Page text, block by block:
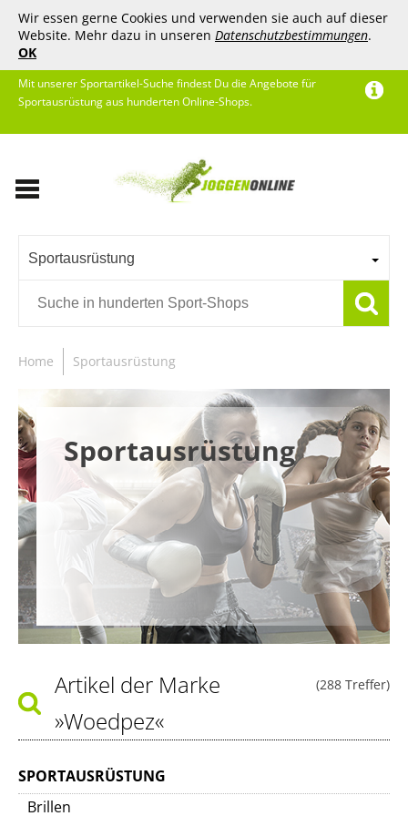
Wir essen gerne Cookies und verwenden sie auch auf dieser
Website. Mehr dazu in unseren Datenschutzbestimmungen.
OK
Mit unserer Sportartikel-Suche findest Du die Angebote für
Sportausrüstung aus hunderten Online-Shops.
Sportausrüstung
Home Sportausrüstung
Sportausrüstung
(288 Treffer)
Artikel der Marke
»Woedpez«
SPORTAUSRÜSTUNG
Brillen